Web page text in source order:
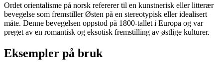
Ordet orientalisme på norsk refererer til en kunstnerisk eller litterær
bevegelse som fremstiller Østen på en stereotypisk eller idealisert
måte. Denne bevegelsen oppstod på 1800-tallet i Europa og var
preget av en romantisk og eksotisk fremstilling av østlige kulturer.
Eksempler på bruk